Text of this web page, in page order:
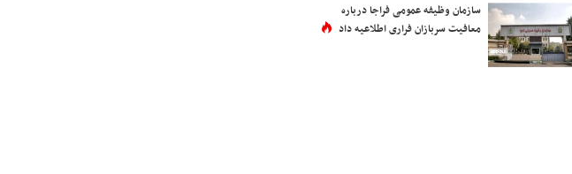
سازمان وظیفه عمومی فراجا درباره
معافیت سربازان فراری اطلاعیه داد